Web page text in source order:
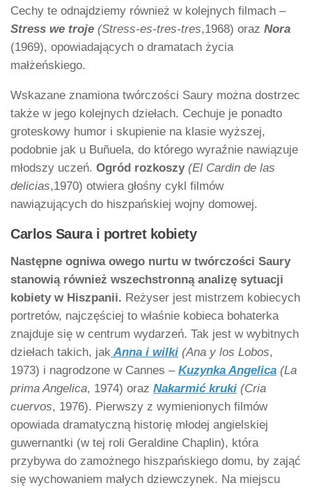
Cechy te odnajdziemy również w kolejnych filmach –
Stress we troje (Stress-es-tres-tres,1968) oraz Nora
(1969), opowiadających o dramatach życia
małżeńskiego.
Wskazane znamiona twórczości Saury można dostrzec
także w jego kolejnych dziełach. Cechuje je ponadto
groteskowy humor i skupienie na klasie wyższej,
podobnie jak u Buñuela, do którego wyraźnie nawiązuje
młodszy uczeń. Ogród rozkoszy (El Cardin de las
delicias,1970) otwiera głośny cykl filmów
nawiązujących do hiszpańskiej wojny domowej.
Carlos Saura i portret kobiety
Następne ogniwa owego nurtu w twórczości Saury
stanowią również wszechstronną analizę sytuacji
kobiety w Hiszpanii. Reżyser jest mistrzem kobiecych
portretów, najczęściej to właśnie kobieca bohaterka
znajduje się w centrum wydarzeń. Tak jest w wybitnych
dziełach takich, jak Anna i wilki (Ana y los Lobos,
1973) i nagrodzone w Cannes – Kuzynka Angelica (La
prima Angelica, 1974) oraz Nakarmić kruki (Cria
cuervos, 1976). Pierwszy z wymienionych filmów
opowiada dramatyczną historię młodej angielskiej
guwernantki (w tej roli Geraldine Chaplin), która
przybywa do zamożnego hiszpańskiego domu, by zająć
się wychowaniem małych dziewczynek. Na miejscu